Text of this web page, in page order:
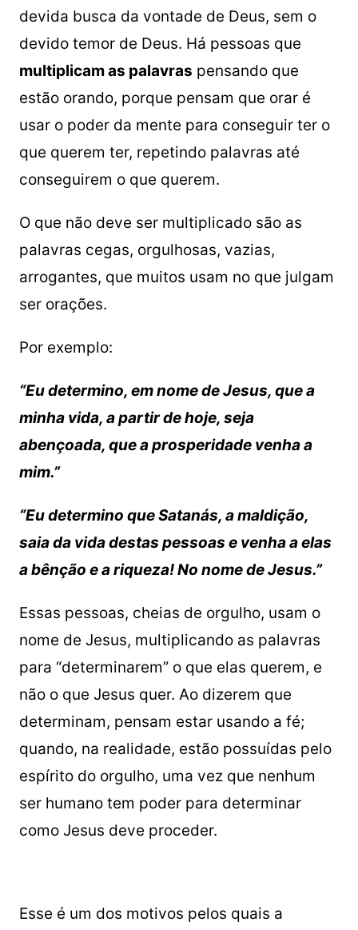
devida busca da vontade de Deus, sem o
devido temor de Deus. Há pessoas que
multiplicam as palavras pensando que
estão orando, porque pensam que orar é
usar o poder da mente para conseguir ter o
que querem ter, repetindo palavras até
conseguirem o que querem.
O que não deve ser multiplicado são as
palavras cegas, orgulhosas, vazias,
arrogantes, que muitos usam no que julgam
ser orações.
Por exemplo:
“Eu determino, em nome de Jesus, que a
minha vida, a partir de hoje, seja
abençoada, que a prosperidade venha a
mim.”
“Eu determino que Satanás, a maldição,
saia da vida destas pessoas e venha a elas
a bênção e a riqueza! No nome de Jesus.”
Essas pessoas, cheias de orgulho, usam o
nome de Jesus, multiplicando as palavras
para “determinarem” o que elas querem, e
não o que Jesus quer. Ao dizerem que
determinam, pensam estar usando a fé;
quando, na realidade, estão possuídas pelo
espírito do orgulho, uma vez que nenhum
ser humano tem poder para determinar
como Jesus deve proceder.
Esse é um dos motivos pelos quais a